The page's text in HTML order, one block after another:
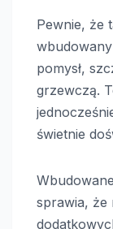
Pewnie, że
pomysł,
grzewczą.
świetnie
sprawia, że